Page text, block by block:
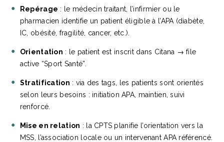
Repérage : le médecin traitant, l’infirmier ou le
pharmacien identifie un patient éligible à l’APA (diabète,
IC, obésité, fragilité, cancer, etc.).
Orientation : le patient est inscrit dans Citana → file
active “Sport Santé”.
Stratification : via des tags, les patients sont orientés
selon leurs besoins : initiation APA, maintien, suivi
renforcé.
Mise en relation : la CPTS planifie l’orientation vers la
MSS, l’association locale ou un intervenant APA référencé.